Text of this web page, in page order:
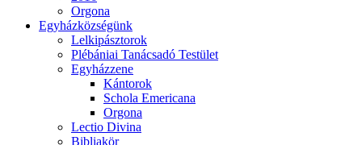
Orgona
Egyházközségünk
Lelkipásztorok
Plébániai Tanácsadó Testület
Egyházzene
Kántorok
Schola Emericana
Orgona
Lectio Divina
Bibliakör